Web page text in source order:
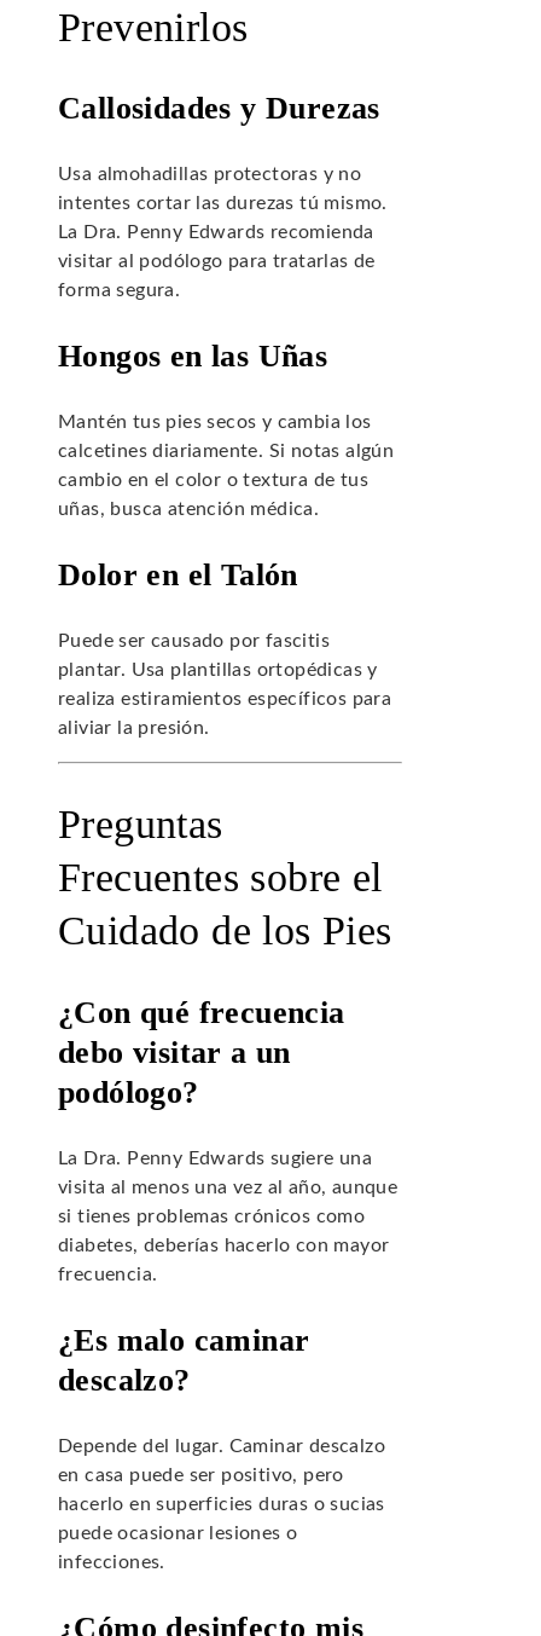
Prevenirlos
Callosidades y Durezas
Usa almohadillas protectoras y no
intentes cortar las durezas tú mismo.
La Dra. Penny Edwards recomienda
visitar al podólogo para tratarlas de
forma segura.
Hongos en las Uñas
Mantén tus pies secos y cambia los
calcetines diariamente. Si notas algún
cambio en el color o textura de tus
uñas, busca atención médica.
Dolor en el Talón
Puede ser causado por fascitis
plantar. Usa plantillas ortopédicas y
realiza estiramientos específicos para
aliviar la presión.
Preguntas
Frecuentes sobre el
Cuidado de los Pies
¿Con qué frecuencia
debo visitar a un
podólogo?
La Dra. Penny Edwards sugiere una
visita al menos una vez al año, aunque
si tienes problemas crónicos como
diabetes, deberías hacerlo con mayor
frecuencia.
¿Es malo caminar
descalzo?
Depende del lugar. Caminar descalzo
en casa puede ser positivo, pero
hacerlo en superficies duras o sucias
puede ocasionar lesiones o
infecciones.
¿Cómo desinfecto mis